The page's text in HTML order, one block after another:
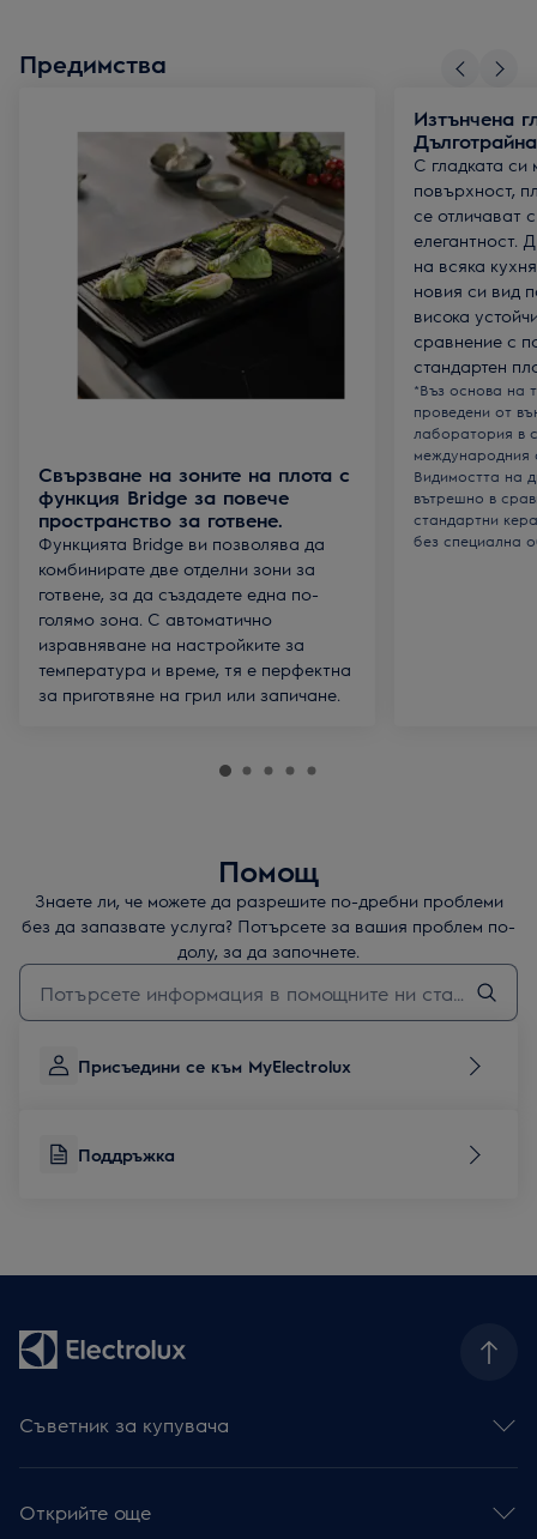
Предимства
Свързване на зоните на плота с
функция Bridge за повече
пространство за готвене.
Функцията Bridge ви позволява да
комбинирате две отделни зони за
готвене, за да създадете една по-
голямо зона. С автоматично
изравняване на настройките за
температура и време, тя е перфектна
за приготвяне на грил или запичане.
Изтънчена
С гладката си
повърхност,
се отличават
елегантност.
на всяка
новия си вид
висока
сравнение с
стандартен
*Въз основа на
проведени от
лаборатория в
международния
Видимостта на
вътрешно в
стандартни
без специална
Помощ
Знаете ли, че можете да разрешите по-дребни проблеми
без да запазвате услуга? Потърсете за вашия проблем по-
долу, за да започнете.
Въведете текст за да потърсите статии за поддръжка
Присъедини се към MyElectrolux
Поддръжка
Съветник за купувача
Готварски плотове
Абсорбатори
Открийте още